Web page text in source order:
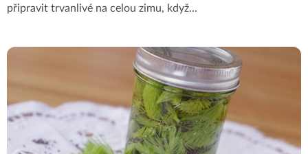
připravit trvanlivé na celou zimu, když...